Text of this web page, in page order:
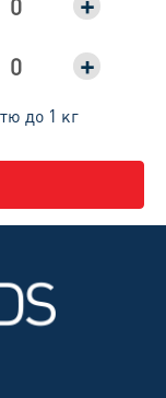
+
до 1 кг